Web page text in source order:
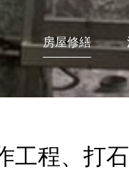
房屋修繕
工程、打